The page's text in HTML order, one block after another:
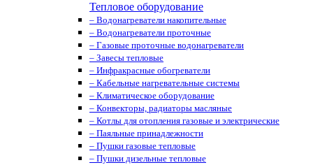
Тепловое оборудование
– Водонагреватели накопительные
– Водонагреватели проточные
– Газовые проточные водонагреватели
– Завесы тепловые
– Инфракрасные обогреватели
– Кабельные нагревательные системы
– Климатическое оборудование
– Конвекторы, радиаторы масляные
– Котлы для отопления газовые и электрические
– Паяльные принадлежности
– Пушки газовые тепловые
– Пушки дизельные тепловые